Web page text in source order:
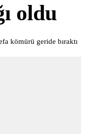
oldu
kömürü geride bıraktı